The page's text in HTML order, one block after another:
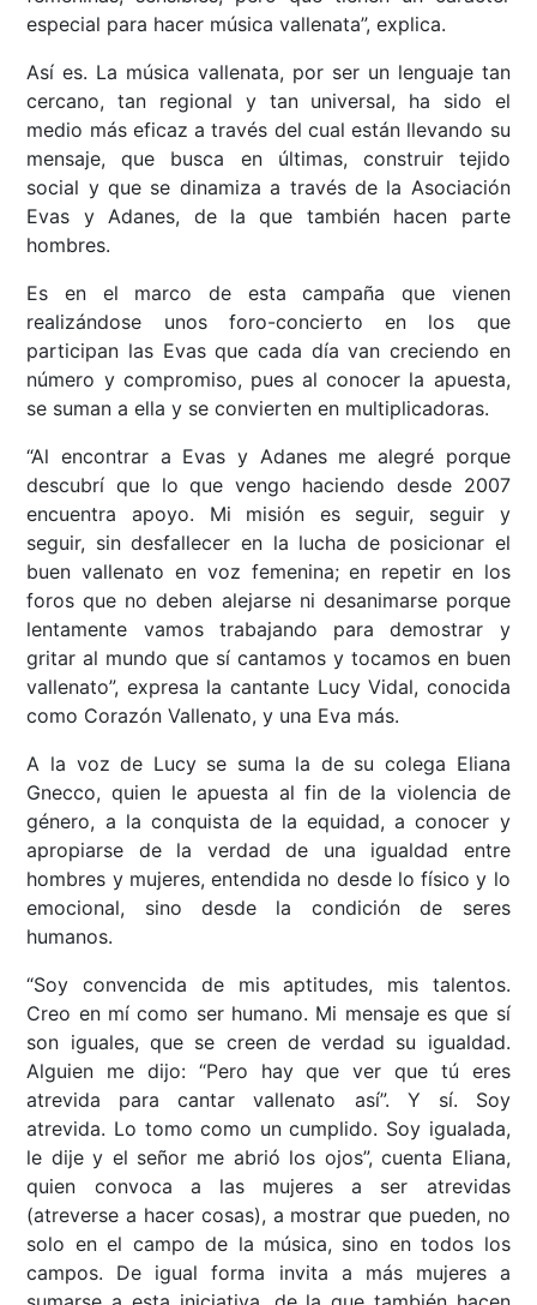
especial para hacer música vallenata”, explica.
Así es. La música vallenata, por ser un lenguaje tan
cercano, tan regional y tan universal, ha sido el
medio más eficaz a través del cual están llevando su
mensaje, que busca en últimas, construir tejido
social y que se dinamiza a través de la Asociación
Evas y Adanes, de la que también hacen parte
hombres.
Es en el marco de esta campaña que vienen
realizándose unos foro-concierto en los que
participan las Evas que cada día van creciendo en
número y compromiso, pues al conocer la apuesta,
se suman a ella y se convierten en multiplicadoras.
“Al encontrar a Evas y Adanes me alegré porque
descubrí que lo que vengo haciendo desde 2007
encuentra apoyo. Mi misión es seguir, seguir y
seguir, sin desfallecer en la lucha de posicionar el
buen vallenato en voz femenina; en repetir en los
foros que no deben alejarse ni desanimarse porque
lentamente vamos trabajando para demostrar y
gritar al mundo que sí cantamos y tocamos en buen
vallenato”, expresa la cantante Lucy Vidal, conocida
como Corazón Vallenato, y una Eva más.
A la voz de Lucy se suma la de su colega Eliana
Gnecco, quien le apuesta al fin de la violencia de
género, a la conquista de la equidad, a conocer y
apropiarse de la verdad de una igualdad entre
hombres y mujeres, entendida no desde lo físico y lo
emocional, sino desde la condición de seres
humanos.
“Soy convencida de mis aptitudes, mis talentos.
Creo en mí como ser humano. Mi mensaje es que sí
son iguales, que se creen de verdad su igualdad.
Alguien me dijo: “Pero hay que ver que tú eres
atrevida para cantar vallenato así”. Y sí. Soy
atrevida. Lo tomo como un cumplido. Soy igualada,
le dije y el señor me abrió los ojos”, cuenta Eliana,
quien convoca a las mujeres a ser atrevidas
(atreverse a hacer cosas), a mostrar que pueden, no
solo en el campo de la música, sino en todos los
campos. De igual forma invita a más mujeres a